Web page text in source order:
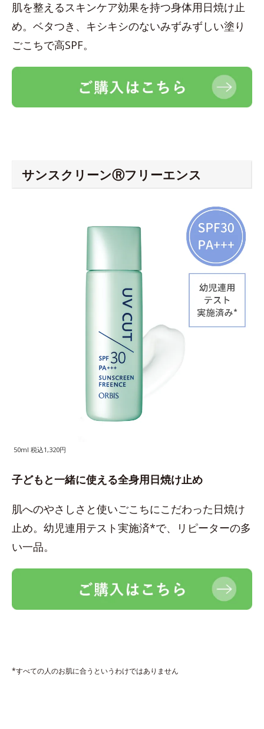
肌を整えるスキンケア効果を持つ身体用日焼け止
め。ベタつき、キシキシのないみずみずしい塗り
ごこちで高SPF。
サンスクリーンⓇフリーエンス
50ml 税込1,320円
子どもと一緒に使える全身用日焼け止め
肌へのやさしさと使いごこちにこだわった日焼け
止め。幼児連用テスト実施済*で、リピーターの多
い一品。
*すべての人のお肌に合うというわけではありません